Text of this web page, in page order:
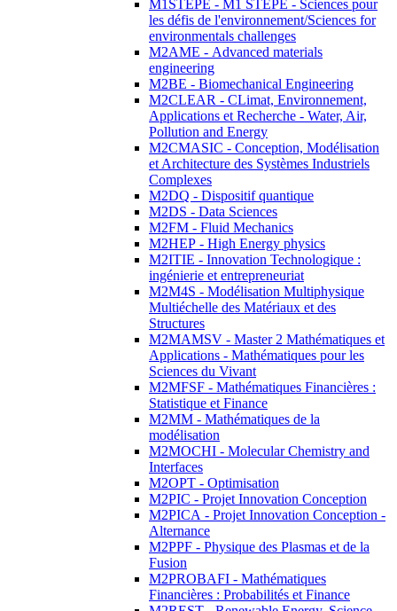
M1STEPE - M1 STEPE - Sciences pour
les défis de l'environnement/Sciences for
environmentals challenges
M2AME - Advanced materials
engineering
M2BE - Biomechanical Engineering
M2CLEAR - CLimat, Environnement,
Applications et Recherche - Water, Air,
Pollution and Energy
M2CMASIC - Conception, Modélisation
et Architecture des Systèmes Industriels
Complexes
M2DQ - Dispositif quantique
M2DS - Data Sciences
M2FM - Fluid Mechanics
M2HEP - High Energy physics
M2ITIE - Innovation Technologique :
ingénierie et entrepreneuriat
M2M4S - Modélisation Multiphysique
Multiéchelle des Matériaux et des
Structures
M2MAMSV - Master 2 Mathématiques et
Applications - Mathématiques pour les
Sciences du Vivant
M2MFSF - Mathématiques Financières :
Statistique et Finance
M2MM - Mathématiques de la
modélisation
M2MOCHI - Molecular Chemistry and
Interfaces
M2OPT - Optimisation
M2PIC - Projet Innovation Conception
M2PICA - Projet Innovation Conception -
Alternance
M2PPF - Physique des Plasmas et de la
Fusion
M2PROBAFI - Mathématiques
Financières : Probabilités et Finance